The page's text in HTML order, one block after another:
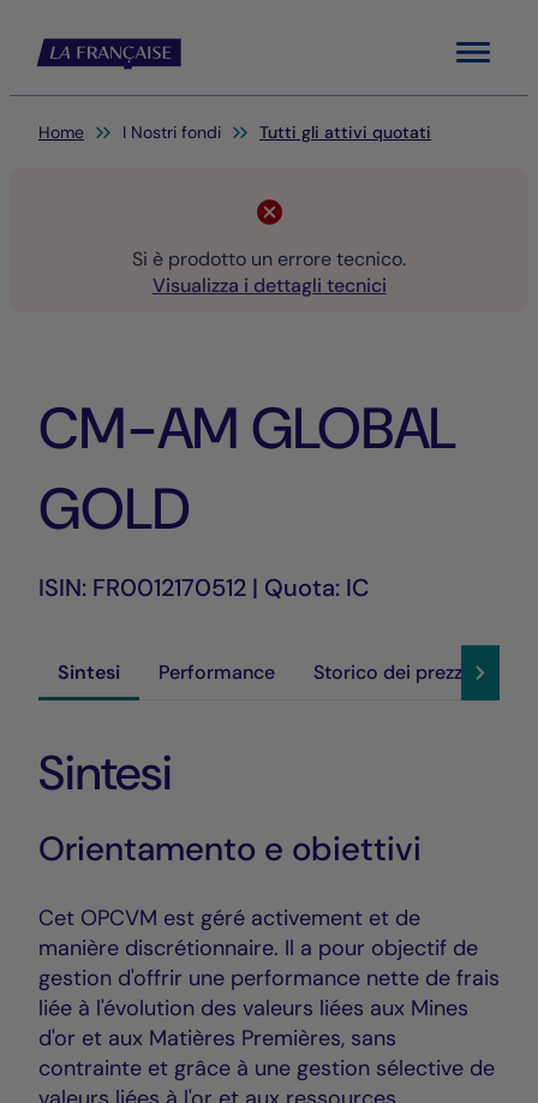
Menu
Sei qui:
Home I Nostri fondi Tutti gli attivi quotati
Si è prodotto un errore tecnico.
Visualizza i dettagli tecnici
CM-AM GLOBAL
GOLD
ISIN: FR0012170512 | Quota: IC
Sintesi Performance Storico dei prezzi
Sintesi
Orientamento e obiettivi
Cet OPCVM est géré activement et de
manière discrétionnaire. Il a pour objectif de
gestion d'offrir une performance nette de frais
liée à l'évolution des valeurs liées aux Mines
d'or et aux Matières Premières, sans
contrainte et grâce à une gestion sélective de